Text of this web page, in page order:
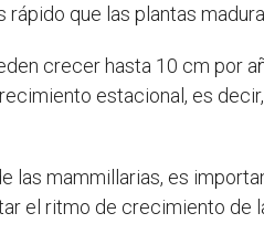
que las plantas
crecer hasta 10 cm por
estacional, es
las mammillarias, es
el ritmo de crecimiento de